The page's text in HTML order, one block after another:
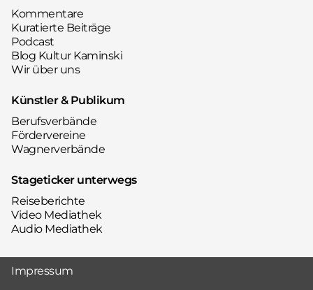
Kommentare
Kuratierte Beiträge
Podcast
Blog Kultur Kaminski
Wir über uns
Künstler & Publikum
Berufsverbände
Fördervereine
Wagnerverbände
Stageticker unterwegs
Reiseberichte
Video Mediathek
Audio Mediathek
Impressum